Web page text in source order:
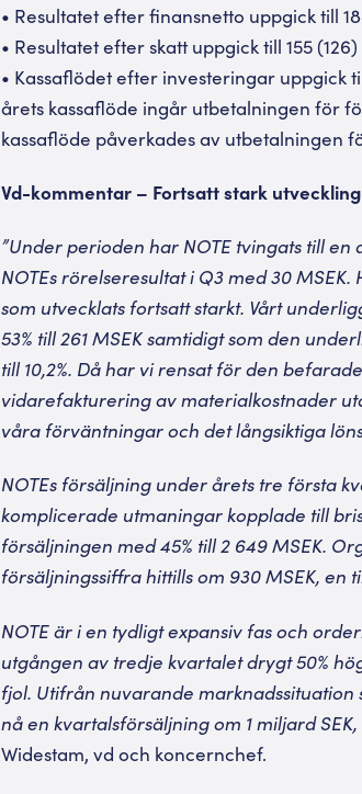
• Resultatet efter finansnetto uppgick till
• Resultatet efter skatt uppgick till 155
• Kassaflödet efter investeringar uppgick
årets kassaflöde ingår utbetalningen för
kassaflöde påverkades av utbetalningen
Vd-kommentar – Fortsatt stark
”Under perioden har NOTE tvingats till
NOTEs rörelseresultat i Q3 med 30
som utvecklats fortsatt starkt. Vårt
53% till 261 MSEK samtidigt som den
till 10,2%. Då har vi rensat för den
vidarefakturering av materialkostnader
våra förväntningar och det långsiktiga
NOTEs försäljning under årets tre första
komplicerade utmaningar kopplade till
försäljningen med 45% till 2 649 MSEK.
försäljningssiffra hittills om 930 MSEK, en
NOTE är i en tydligt expansiv fas och
utgången av tredje kvartalet drygt 50%
fjol. Utifrån nuvarande
nå en kvar­talsförsäljning om 1 miljard
Widestam, vd och koncernchef.